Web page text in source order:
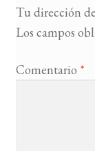
Tu dirección
Los campos
Comentario *